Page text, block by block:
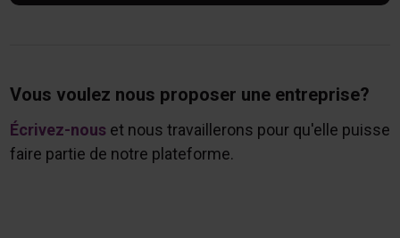
Vous voulez nous proposer une entreprise?
Écrivez-nouset nous travaillerons pour qu'elle puisse
faire partie de notre plateforme.